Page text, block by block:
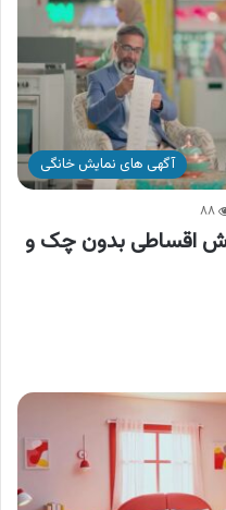
آگهی های نمایش خانگی
۸۸
اقساطی بدون چک و